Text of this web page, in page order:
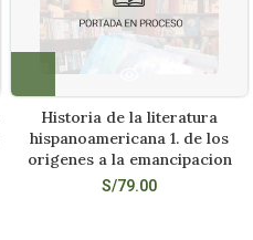
Historia de la literatura
hispanoamericana 1. de los
origenes a la emancipacion
S/79.00